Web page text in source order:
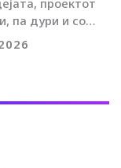
па дури и со…